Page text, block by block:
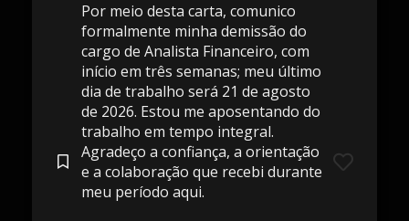
Por meio desta carta, comunico
formalmente minha demissão do
cargo de Analista Financeiro, com
início em três semanas; meu último
dia de trabalho será 21 de agosto
de 2026. Estou me aposentando do
trabalho em tempo integral.
Agradeço a confiança, a orientação
e a colaboração que recebi durante
meu período aqui.